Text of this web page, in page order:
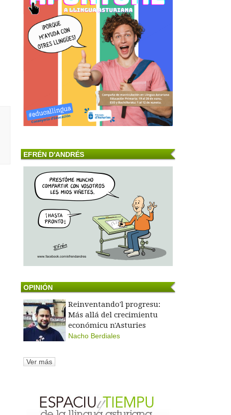
EFRÉN D'ANDRÉS
OPINIÓN
Reinventando'l progresu:
Más allá del crecimientu
económicu n'Asturies
Nacho Berdiales
Ver más